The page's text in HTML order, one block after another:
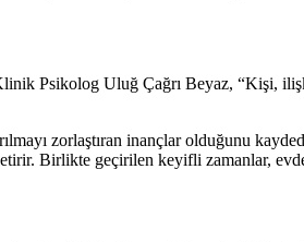
Psikolog Uluğ Çağrı Beyaz, “Kişi,
zorlaştıran inançlar olduğunu
Birlikte geçirilen keyifli zamanlar,